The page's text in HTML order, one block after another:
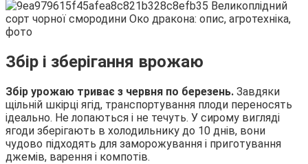
Збір і зберігання врожаю
Збір урожаю триває з червня по березень. Завдяки
щільній шкірці ягід, транспортування плоди переносять
ідеально. Не лопаються і не течуть. У сирому вигляді
ягоди зберігають в холодильнику до 10 днів, вони
чудово підходять для заморожування і приготування
джемів, варення і компотів.